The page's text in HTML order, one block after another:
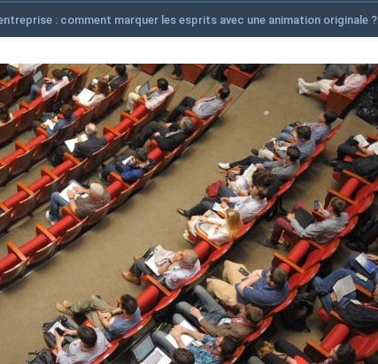
: comment marquer les esprits avec une animation originale ?